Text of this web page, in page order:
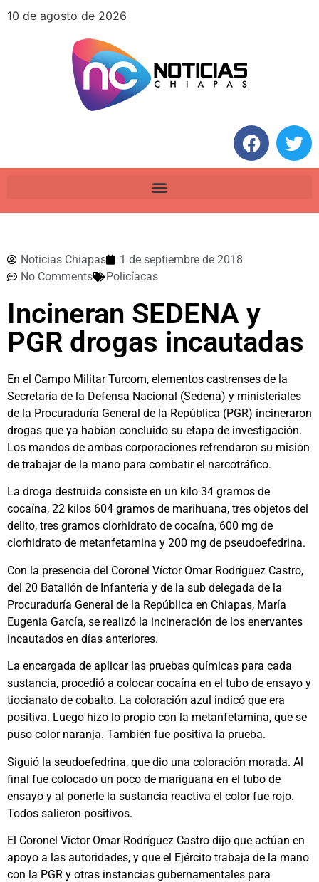
10 de agosto de 2026
Noticias Chiapas
1 de septiembre de 2018
No Comments
Policíacas
Incineran SEDENA y
PGR drogas incautadas
En el Campo Militar Turcom, elementos castrenses de la
Secretaría de la Defensa Nacional (Sedena) y ministeriales
de la Procuraduría General de la República (PGR) incineraron
drogas que ya habían concluido su etapa de investigación.
Los mandos de ambas corporaciones refrendaron su misión
de trabajar de la mano para combatir el narcotráfico.
La droga destruida consiste en un kilo 34 gramos de
cocaína, 22 kilos 604 gramos de marihuana, tres objetos del
delito, tres gramos clorhidrato de cocaína, 600 mg de
clorhidrato de metanfetamina y 200 mg de pseudoefedrina.
Con la presencia del Coronel Víctor Omar Rodríguez Castro,
del 20 Batallón de Infantería y de la sub delegada de la
Procuraduría General de la República en Chiapas, María
Eugenia García, se realizó la incineración de los enervantes
incautados en días anteriores.
La encargada de aplicar las pruebas químicas para cada
sustancia, procedió a colocar cocaína en el tubo de ensayo y
tiocianato de cobalto. La coloración azul indicó que era
positiva. Luego hizo lo propio con la metanfetamina, que se
puso color naranja. También fue positiva la prueba.
Siguió la seudoefedrina, que dio una coloración morada. Al
final fue colocado un poco de mariguana en el tubo de
ensayo y al ponerle la sustancia reactiva el color fue rojo.
Todos salieron positivos.
El Coronel Víctor Omar Rodríguez Castro dijo que actúan en
apoyo a las autoridades, y que el Ejército trabaja de la mano
con la PGR y otras instancias gubernamentales para